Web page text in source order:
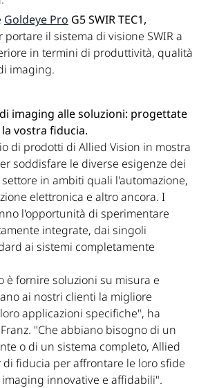
Goldeye Pro G5 SWIR TEC1,
il sistema di visione SWIR a
in termini di produttività, qualità
imaging.
imaging alle soluzioni: progettate
vostra fiducia.
di prodotti di Allied Vision in mostra
soddisfare le diverse esigenze dei
in ambiti quali l'automazione,
elettronica e altro ancora. I
l'opportunità di sperimentare
integrate, dai singoli
ai sistemi completamente
è fornire soluzioni su misura e
ai nostri clienti la migliore
applicazioni specifiche", ha
"Che abbiano bisogno di un
o di un sistema completo, Allied
fiducia per affrontare le loro sfide
innovative e affidabili".